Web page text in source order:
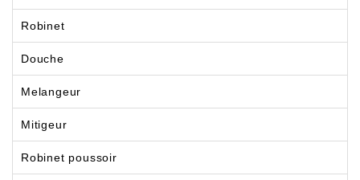
Robinet
Douche
Melangeur
Mitigeur
Robinet poussoir